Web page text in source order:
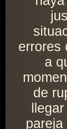
errores
a
de